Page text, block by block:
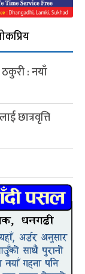
ठकुरी : नयाँ
छात्रवृत्ति